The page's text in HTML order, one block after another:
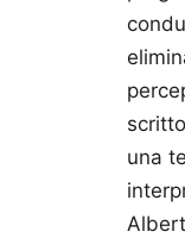
una